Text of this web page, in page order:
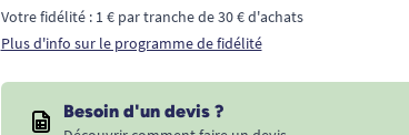
Votre fidélité : 1 € par tranche de 30 € d'achats
Plus d'info sur le programme de fidélité
Besoin d'un devis ?